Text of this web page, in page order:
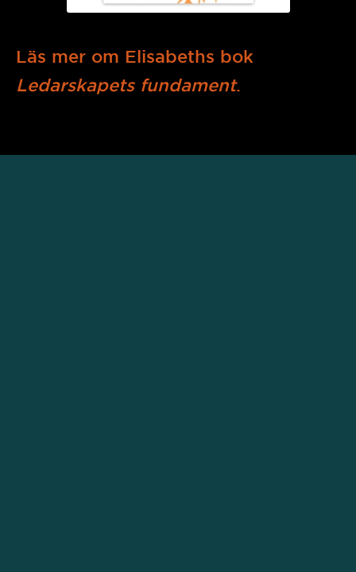
Läs mer om Elisabeths bok
Ledarskapets fundament.